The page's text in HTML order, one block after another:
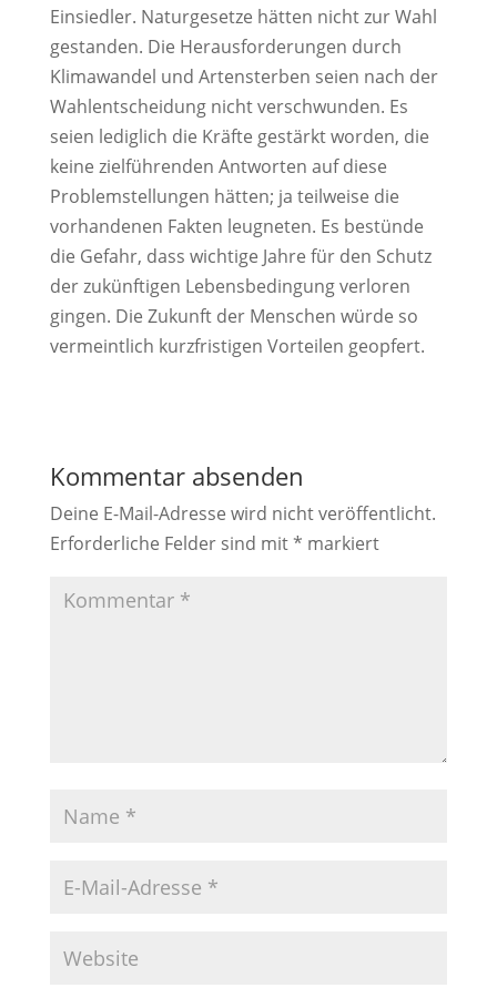
Einsiedler. Naturgesetze hätten nicht zur Wahl
gestanden. Die Herausforderungen durch
Klimawandel und Artensterben seien nach der
Wahlentscheidung nicht verschwunden. Es
seien lediglich die Kräfte gestärkt worden, die
keine zielführenden Antworten auf diese
Problemstellungen hätten; ja teilweise die
vorhandenen Fakten leugneten. Es bestünde
die Gefahr, dass wichtige Jahre für den Schutz
der zukünftigen Lebensbedingung verloren
gingen. Die Zukunft der Menschen würde so
vermeintlich kurzfristigen Vorteilen geopfert.
Kommentar absenden
Deine E-Mail-Adresse wird nicht veröffentlicht.
Erforderliche Felder sind mit* markiert